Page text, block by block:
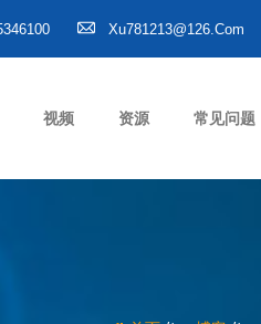
Xu781213@126.com
视频 资源 常见问题